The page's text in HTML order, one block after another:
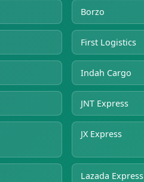
Borzo
First Logistics
Indah Cargo
JNT Express
JX Express
Lazada Express